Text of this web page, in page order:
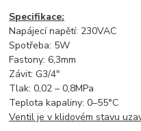
Specifikace:
Napájecí napětí: 230VAC
Spotřeba: 5W
Fastony: 6,3mm
Závit: G3/4"
Tlak: 0,02 – 0,8MPa
Teplota kapaliny: 0–55°C
Ventil je v klidovém stavu